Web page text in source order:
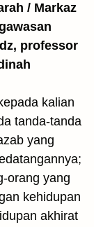
/ Markaz
professor
kalian
tanda-tanda
yang
orang yang
kehidupan
akhirat